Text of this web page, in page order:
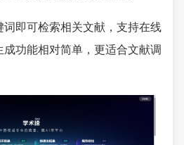
词即可检索相关文献，支持在线
功能相对简单，更适合文献调